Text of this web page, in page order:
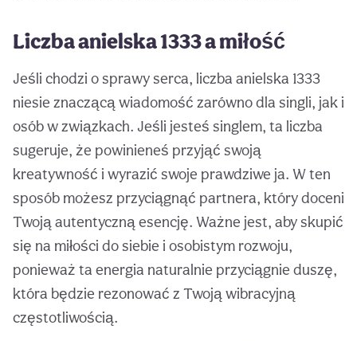
Liczba anielska 1333 a miłość
Jeśli chodzi o sprawy serca, liczba anielska 1333
niesie znaczącą wiadomość zarówno dla singli, jak i
osób w związkach. Jeśli jesteś singlem, ta liczba
sugeruje, że powinieneś przyjąć swoją
kreatywność i wyrazić swoje prawdziwe ja. W ten
sposób możesz przyciągnąć partnera, który doceni
Twoją autentyczną esencję. Ważne jest, aby skupić
się na miłości do siebie i osobistym rozwoju,
ponieważ ta energia naturalnie przyciągnie duszę,
która będzie rezonować z Twoją wibracyjną
częstotliwością.